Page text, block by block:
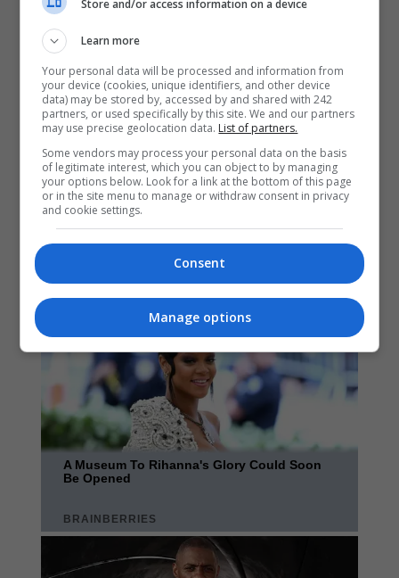
Store and/or access information on a device
Learn more
Your personal data will be processed and information from
your device (cookies, unique identifiers, and other device
data) may be stored by, accessed by and shared with 242
partners, or used specifically by this site. We and our partners
may use precise geolocation data. List of partners.
Some vendors may process your personal data on the basis
of legitimate interest, which you can object to by managing
your options below. Look for a link at the bottom of this page
or in the site menu to manage or withdraw consent in privacy
and cookie settings.
Consent
Manage options